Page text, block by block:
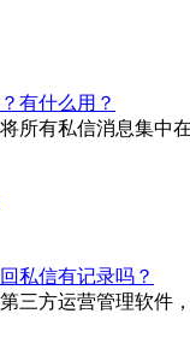
有什么用？
所有私信消息集中
私信有记录吗？
三方运营管理软件